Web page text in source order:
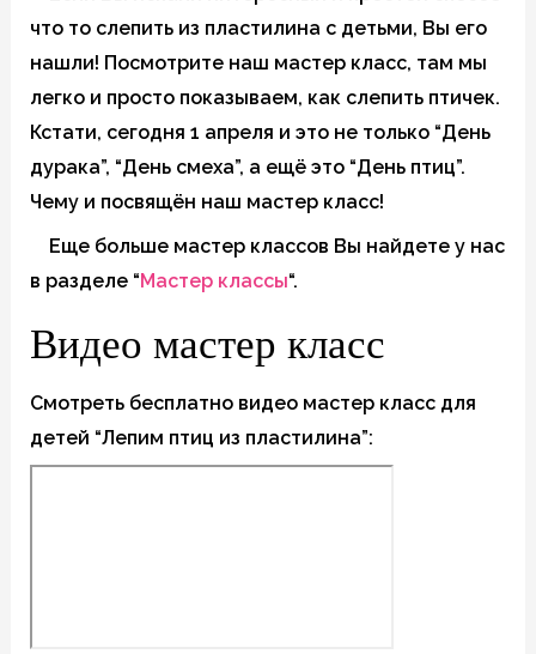
что то слепить из пластилина с детьми, Вы его
нашли! Посмотрите наш мастер класс, там мы
легко и просто показываем, как слепить птичек.
Кстати, сегодня 1 апреля и это не только “День
дурака”, “День смеха”, а ещё это “День птиц”.
Чему и посвящён наш мастер класс!
Еще больше мастер классов Вы найдете у нас
в разделе “Мастер классы“.
Видео мастер класс
Смотреть бесплатно видео мастер класс для
детей “Лепим птиц из пластилина”: